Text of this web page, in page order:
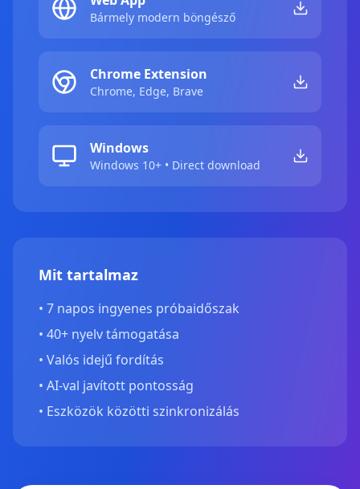
Bármely modern böngésző
Chrome Extension
Chrome, Edge, Brave
Windows
Windows 10+ • Direct download
Mit tartalmaz
• 7 napos ingyenes próbaidőszak
• 40+ nyelv támogatása
• Valós idejű fordítás
• AI-val javított pontosság
• Eszközök közötti szinkronizálás